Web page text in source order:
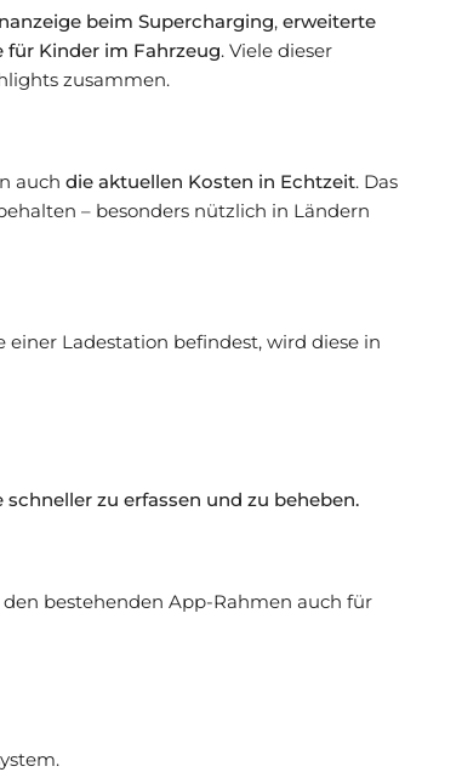
beim Supercharging,erweiterte
für Kinder im Fahrzeug. Viele dieser
zusammen.
auchdie aktuellen Kosten in Echtzeit. Das
– besonders nützlich in Ländern
Ladestation befindest, wird diese in
zu erfassen und zu beheben.
den bestehenden App-Rahmen auch für